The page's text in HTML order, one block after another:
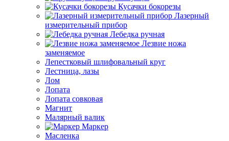
Кусачки бокорезы
Лазерный
измерительный прибор
Лебедка ручная
Лезвие ножа
заменяемое
Лепестковый шлифовальный круг
Лестница, лазы
Лом
Лопата
Лопата совковая
Магнит
Малярный валик
Маркер
Масленка